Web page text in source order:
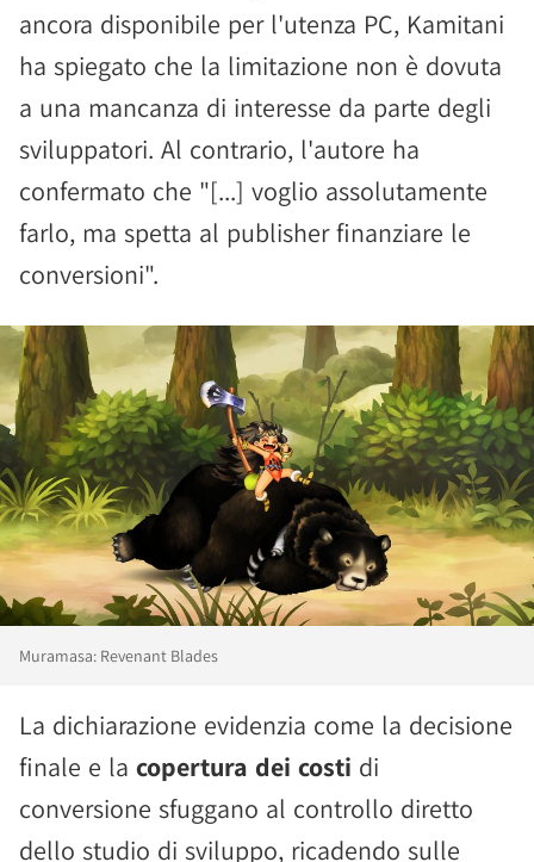
ancora disponibile per l'utenza PC, Kamitani
ha spiegato che la limitazione non è dovuta
a una mancanza di interesse da parte degli
sviluppatori. Al contrario, l'autore ha
confermato che "[...] voglio assolutamente
farlo, ma spetta al publisher finanziare le
conversioni".
Muramasa: Revenant Blades
La dichiarazione evidenzia come la decisione
finale e la copertura dei costi di
conversione sfuggano al controllo diretto
dello studio di sviluppo, ricadendo sulle